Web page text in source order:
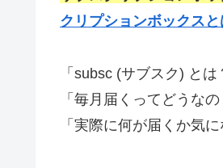
クリプションボックスと
「subsc (サブスク) とは
「毎月届くってどうなの
「実際に何が届くか気に